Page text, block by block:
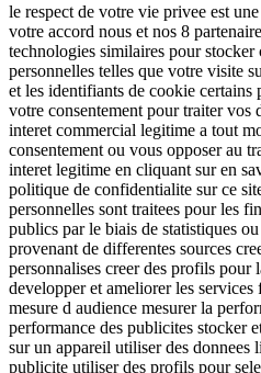
le respect de votre vie privee est
votre accord nous et nos 8
technologies similaires pour stocker
personnelles telles que votre visite
et les identifiants de cookie certains
votre consentement pour traiter vos
interet commercial legitime a tout
consentement ou vous opposer au
interet legitime en cliquant sur en
politique de confidentialite sur ce
personnelles sont traitees pour les
publics par le biais de statistiques
provenant de differentes sources
personnalises creer des profils pour
developper et ameliorer les services
mesure d audience mesurer la
performance des publicites stocker
sur un appareil utiliser des donnees
publicite utiliser des profils pour